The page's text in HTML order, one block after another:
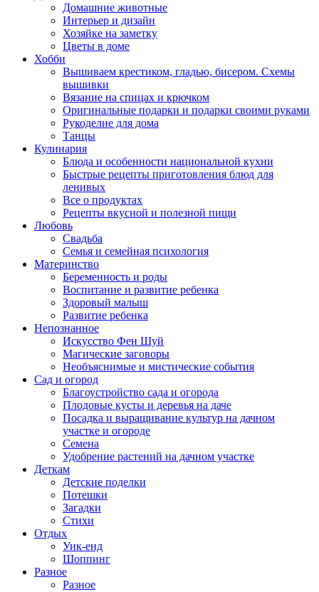
Домашние животные
Интерьер и дизайн
Хозяйке на заметку
Цветы в доме
Хобби
Вышиваем крестиком, гладью, бисером. Схемы
вышивки
Вязание на спицах и крючком
Оригинальные подарки и подарки своими руками
Рукоделие для дома
Танцы
Кулинария
Блюда и особенности национальной кухни
Быстрые рецепты приготовления блюд для
ленивых
Все о продуктах
Рецепты вкусной и полезной пищи
Любовь
Свадьба
Семья и семейная психология
Материнство
Беременность и роды
Воспитание и развитие ребенка
Здоровый малыш
Развитие ребенка
Непознанное
Искусство Фен Шуй
Магические заговоры
Необъяснимые и мистические события
Сад и огород
Благоустройство сада и огорода
Плодовые кусты и деревья на даче
Посадка и выращивание культур на дачном
участке и огороде
Семена
Удобрение растений на дачном участке
Деткам
Детские поделки
Потешки
Загадки
Стихи
Отдых
Уик-енд
Шоппинг
Разное
Разное